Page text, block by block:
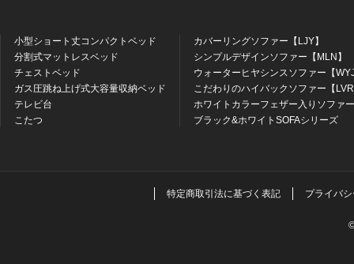
小型ショート丈コンパクトベッド
分割式マットレスベッド
チェストベッド
ガス圧跳ね上げ式大容量収納ベッド
テレビ台
こたつ
カバーリングソファー【LJY】
シンプルデザインソファー【MLN】
ウォーターヒヤシンスソファー【
こだわりのハイバックソファー【
ホワイトカラーフェザー入りソファ
ブラック&ホワイトSOFAシリーズ
特定商取引法に基づく表記 プライバ